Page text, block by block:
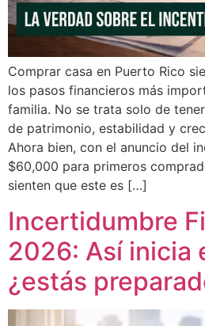
Comprar casa en Puerto Rico
los pasos financieros más
familia. No se trata solo de
de patrimonio, estabilidad y
Ahora bien, con el anuncio del
$60,000 para primeros
sienten que este es […]
Incertidumbre
2026: Así inicia
¿estás